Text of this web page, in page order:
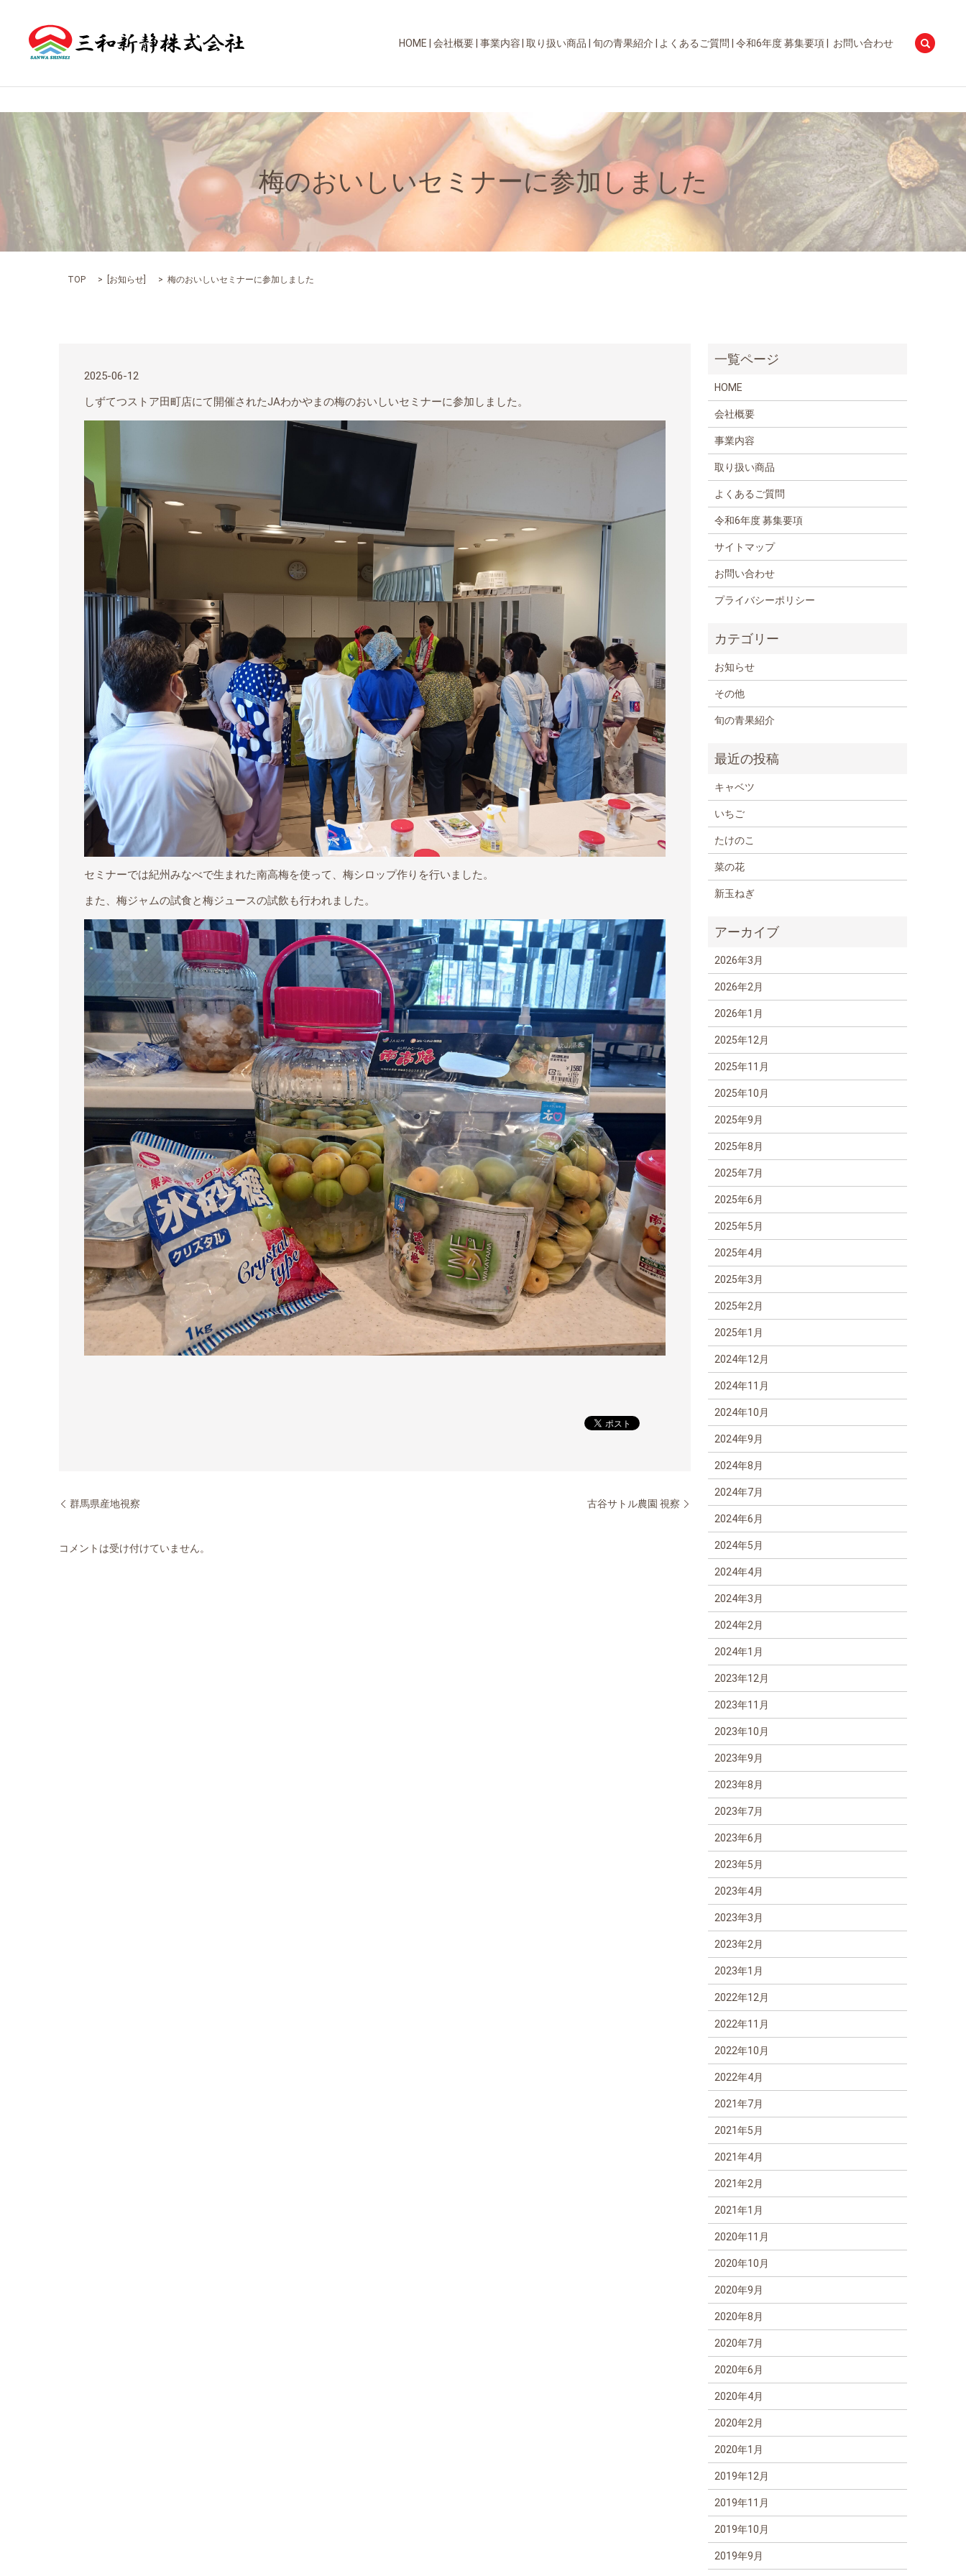
HOME 会社概要 事業内容 取り扱い商品 旬の青果紹介 よくあるご質問 令和6年度 募集要項 お問い合わせ
梅のおいしいセミナーに参加しました
TOP お知らせ 梅のおいしいセミナーに参加しました
2025-06-12
しずてつストア田町店にて開催されたJAわかやまの梅のおいしいセミナーに参加しました。
セミナーでは紀州みなべで生まれた南高梅を使って、梅シロップ作りを行いました。
また、梅ジャムの試食と梅ジュースの試飲も行われました。
群馬県産地視察 古谷サトル農園 視察
コメントは受け付けていません。
HOME
会社概要
事業内容
取り扱い商品
よくあるご質問
令和6年度 募集要項
サイトマップ
お問い合わせ
プライバシーポリシー
お知らせ
その他
旬の青果紹介
キャベツ
いちご
たけのこ
菜の花
新玉ねぎ
2026年3月
2026年2月
2026年1月
2025年12月
2025年11月
2025年10月
2025年9月
2025年8月
2025年7月
2025年6月
2025年5月
2025年4月
2025年3月
2025年2月
2025年1月
2024年12月
2024年11月
2024年10月
2024年9月
2024年8月
2024年7月
2024年6月
2024年5月
2024年4月
2024年3月
2024年2月
2024年1月
2023年12月
2023年11月
2023年10月
2023年9月
2023年8月
2023年7月
2023年6月
2023年5月
2023年4月
2023年3月
2023年2月
2023年1月
2022年12月
2022年11月
2022年10月
2022年4月
2021年7月
2021年5月
2021年4月
2021年2月
2021年1月
2020年11月
2020年10月
2020年9月
2020年8月
2020年7月
2020年6月
2020年4月
2020年2月
2020年1月
2019年12月
2019年11月
2019年10月
2019年9月